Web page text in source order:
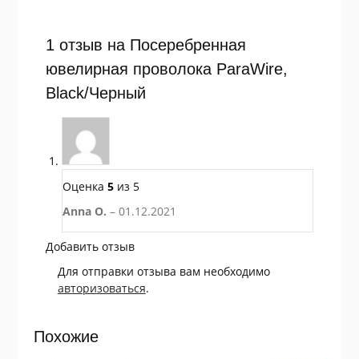
1 отзыв на Посеребренная
ювелирная проволока ParaWire,
Black/Черный
Оценка 5из 5
Anna O. – 01.12.2021
Добавить отзыв
Для отправки отзыва вам необходимо
авторизоваться.
Похожие